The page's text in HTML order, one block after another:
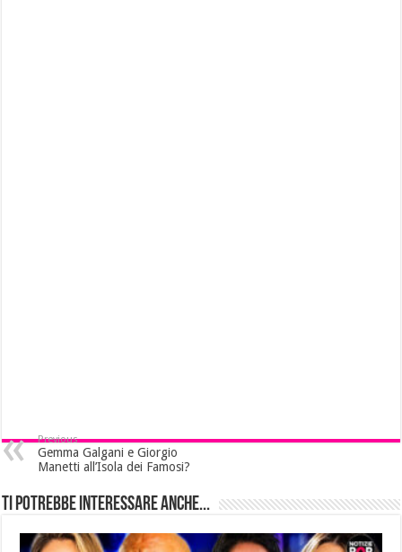
Previous
Gemma Galgani e Giorgio
Manetti all’Isola dei Famosi?
Ti potrebbe interessare anche...